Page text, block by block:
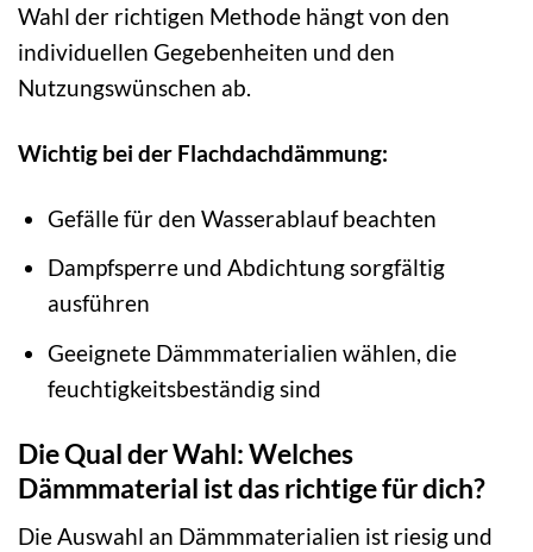
Wahl der richtigen Methode hängt von den
individuellen Gegebenheiten und den
Nutzungswünschen ab.
Wichtig bei der Flachdachdämmung:
Gefälle für den Wasserablauf beachten
Dampfsperre und Abdichtung sorgfältig
ausführen
Geeignete Dämmmaterialien wählen, die
feuchtigkeitsbeständig sind
Die Qual der Wahl: Welches
Dämmmaterial ist das richtige für dich?
Die Auswahl an Dämmmaterialien ist riesig und